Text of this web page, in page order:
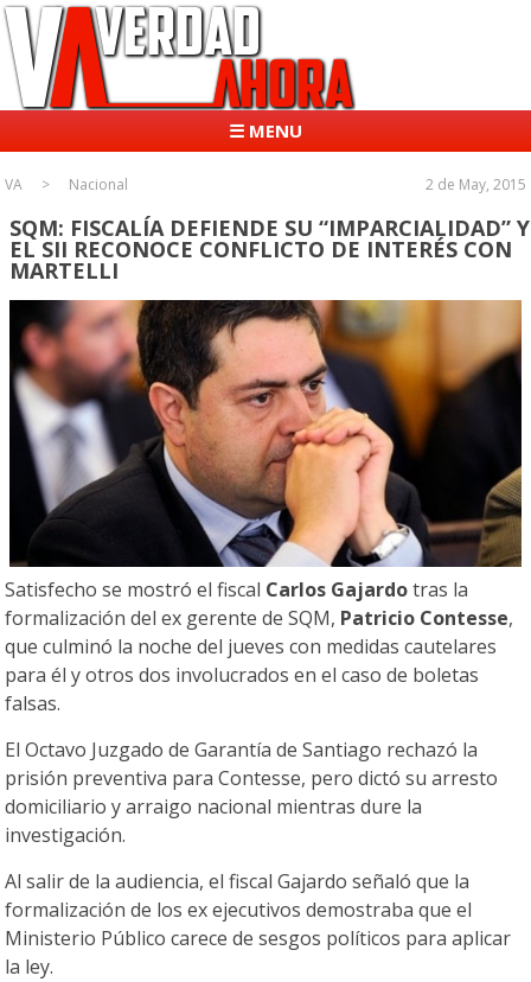
☰ MENU
VA Nacional 2 de May, 2015
SQM: FISCALÍA DEFIENDE SU “IMPARCIALIDAD” Y
EL SII RECONOCE CONFLICTO DE INTERÉS CON
MARTELLI
Satisfecho se mostró el fiscal Carlos Gajardotras la
formalización del ex gerente de SQM, Patricio Contesse,
que culminó la noche del jueves con medidas cautelares
para él y otros dos involucrados en el caso de boletas
falsas.
El Octavo Juzgado de Garantía de Santiago rechazó la
prisión preventiva para Contesse, pero dictó su arresto
domiciliario y arraigo nacional mientras dure la
investigación.
Al salir de la audiencia, el fiscal Gajardo señaló que la
formalización de los ex ejecutivos demostraba que el
Ministerio Público carece de sesgos políticos para aplicar
la ley.